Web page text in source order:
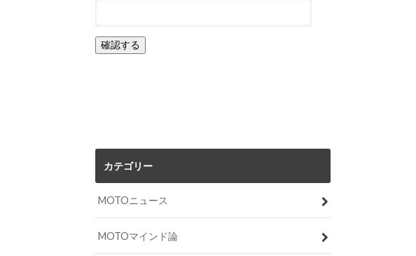
カテゴリー
MOTOニュース
MOTOマインド論